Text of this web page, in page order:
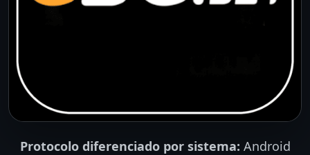
Protocolo diferenciado por sistema: Android